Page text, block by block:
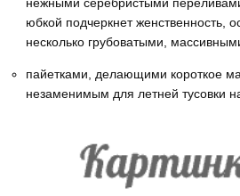
нежными серебристыми
юбкой подчеркнет женственность,
несколько грубоватыми,
пайетками, делающими короткое
незаменимым для летней тусовки